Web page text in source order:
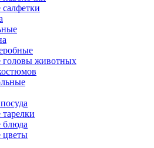
головы животных
блюда
цветы